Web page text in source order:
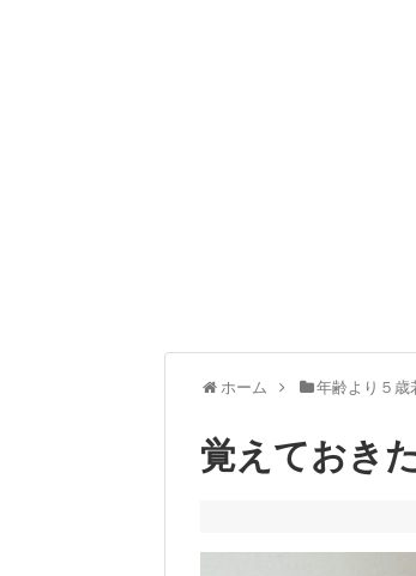
ホーム 年齢より５歳
覚えておき